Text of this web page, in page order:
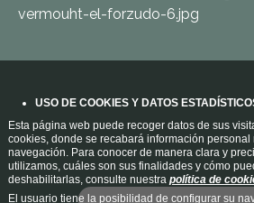
USO DE COOKIES Y DATOS
Esta página web puede recoger datos de sus
cookies, donde se recabará información personal
navegación. Para conocer de manera clara y
utilizamos, cuáles son sus finalidades y cómo
deshabilitarlas, consulte nuestra política de
El usuario tiene la posibilidad de configurar su